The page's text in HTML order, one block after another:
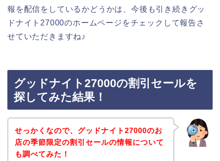
報を配信をしているかどうかは、今後も引き続きグッ
ドナイト27000のホームページをチェックして報告さ
せていただきますね♪
グッドナイト27000の割引セールを
探してみた結果！
せっかくなので、グッドナイト27000のお
店の季節限定の割引セールの情報について
も調べてみた！